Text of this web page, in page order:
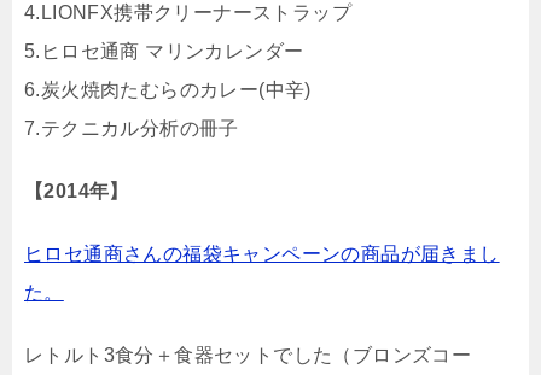
4.LIONFX携帯クリーナーストラップ
5.ヒロセ通商 マリンカレンダー
6.炭火焼肉たむらのカレー(中辛)
7.テクニカル分析の冊子
【2014年】
ヒロセ通商さんの福袋キャンペーンの商品が届きまし
た。
レトルト3食分＋食器セットでした（ブロンズコー